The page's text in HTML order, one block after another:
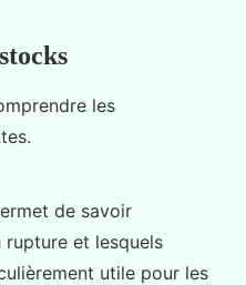
les
de savoir
et lesquels
utile pour les